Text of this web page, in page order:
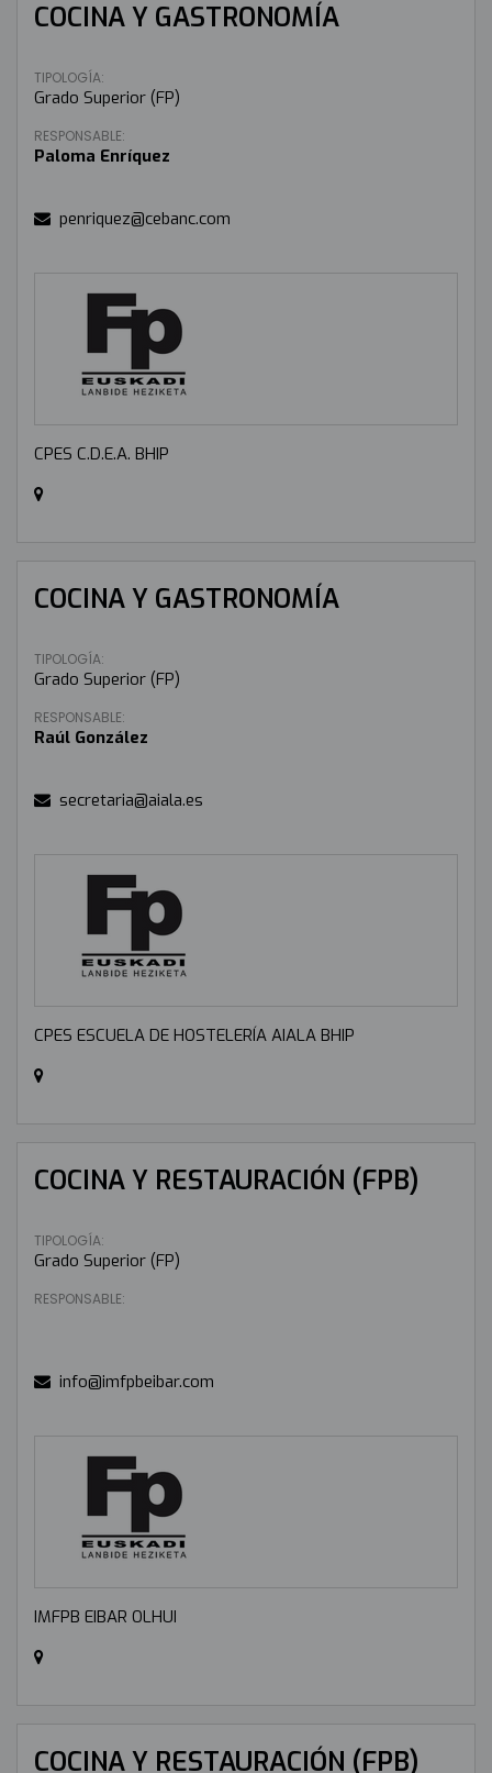
COCINA Y GASTRONOMÍA
TIPOLOGÍA:
Grado Superior (FP)
RESPONSABLE:
Paloma Enríquez
penriquez@cebanc.com
CPES C.D.E.A. BHIP
COCINA Y GASTRONOMÍA
TIPOLOGÍA:
Grado Superior (FP)
RESPONSABLE:
Raúl González
secretaria@aiala.es
CPES ESCUELA DE HOSTELERÍA AIALA BHIP
COCINA Y RESTAURACIÓN (FPB)
TIPOLOGÍA:
Grado Superior (FP)
RESPONSABLE:
info@imfpbeibar.com
IMFPB EIBAR OLHUI
COCINA Y RESTAURACIÓN (FPB)